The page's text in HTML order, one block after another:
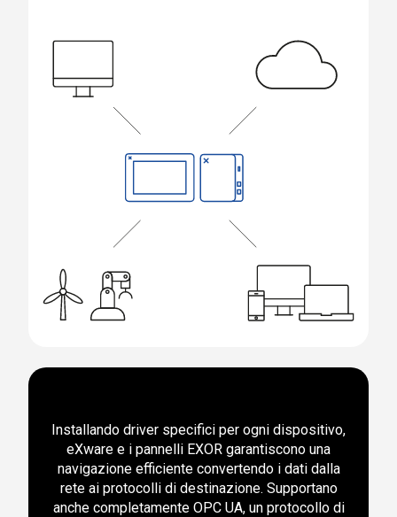
Installando driver specifici per ogni dispositivo,
eXware e i pannelli EXOR garantiscono una
navigazione efficiente convertendo i dati dalla
rete ai protocolli di destinazione. Supportano
anche completamente OPC UA, un protocollo di